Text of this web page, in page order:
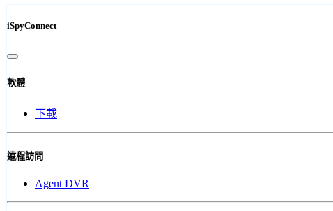
iSpyConnect
軟體
下載
遠程訪問
Agent DVR